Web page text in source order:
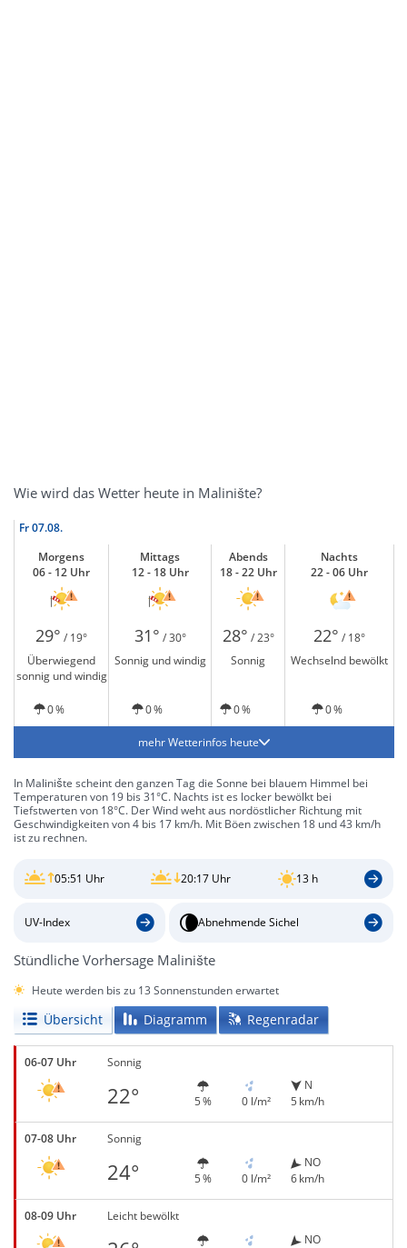
Wie wird das Wetter heute in Malinište?
Fr07.08.
Morgens
06 - 12 Uhr
Mittags
12 - 18 Uhr
Abends
18 - 22 Uhr
Nachts
22 - 06 Uhr
29° / 19° 31° / 30° 28° / 23° 22° / 18°
Überwiegend
sonnig und windig
Sonnig und windig Sonnig Wechselnd bewölkt
0 % 0 % 0 % 0 %
mehr Wetterinfos heute
In Malinište scheint den ganzen Tag die Sonne bei blauem Himmel bei
Temperaturen von 19 bis 31°C. Nachts ist es locker bewölkt bei
Tiefstwerten von 18°C. Der Wind weht aus nordöstlicher Richtung mit
Geschwindigkeiten von 4 bis 17 km/h. Mit Böen zwischen 18 und 43 km/h
ist zu rechnen.
05:51 Uhr 20:17 Uhr 13 h
UV-Index Abnehmende Sichel
Stündliche Vorhersage Malinište
Heute werden bis zu 13 Sonnenstunden erwartet
Übersicht Diagramm Regenradar
06-07 Uhr Sonnig
22° 5 % 0 l/m²
N
5 km/h
07-08 Uhr Sonnig
24° 5 % 0 l/m²
NO
6 km/h
08-09 Uhr Leicht bewölkt
NO